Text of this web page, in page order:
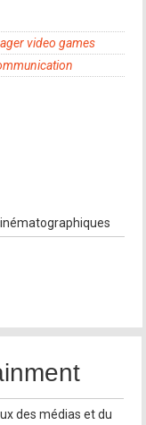
video games
des médias et du